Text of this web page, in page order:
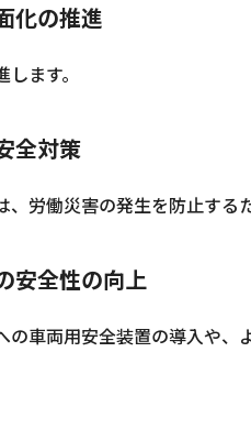
化の推進
ます。
全対策
労働災害の発生を防止する
安全性の向上
車両用安全装置の導入や、